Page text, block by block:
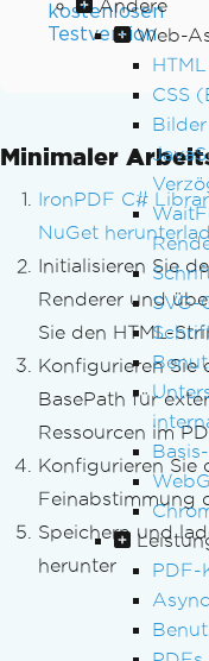
Andere
Web-
CSS
SVG-
PDF-
kostenlosen
Testversion
Minimaler
IronPDF C#
NuGet
Initialisieren Sie
Renderer und
Sie den HTML-
Konfigurieren Sie
BasePath für
Ressourcen im
Konfigurieren Sie
Feinabstimmung
Speichern und
herunter